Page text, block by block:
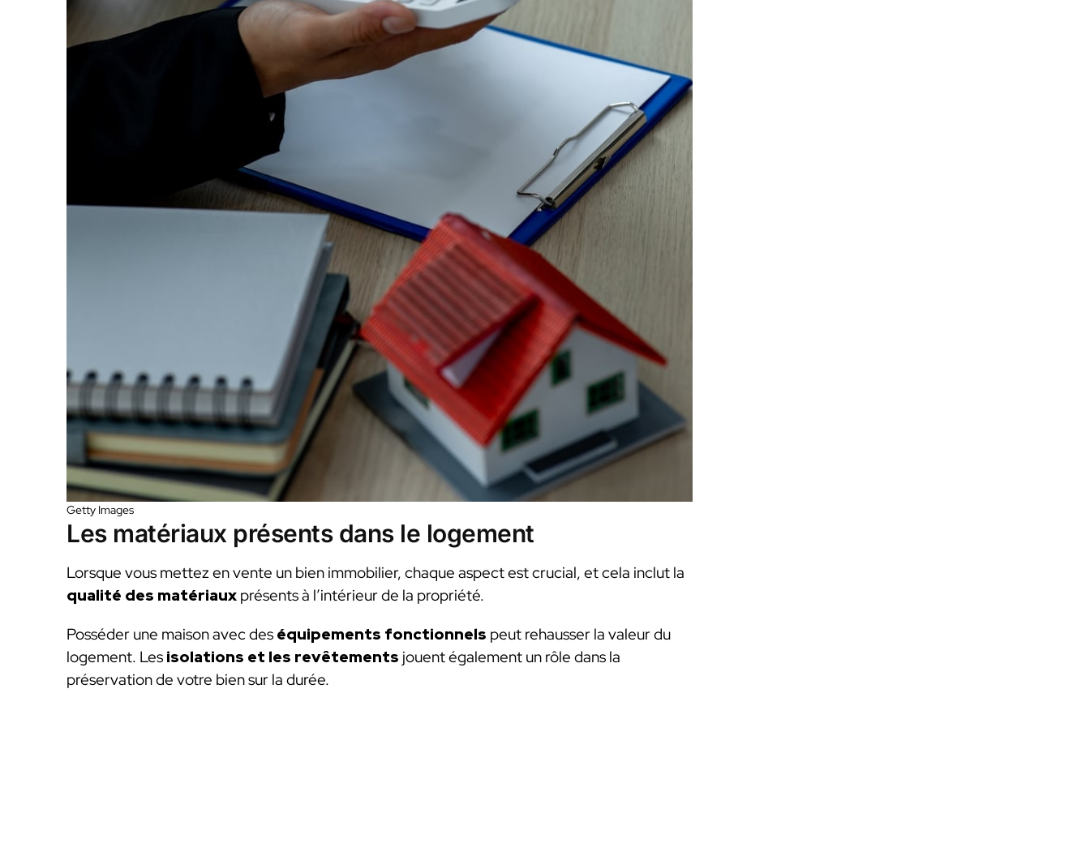
Getty Images
Les matériaux présents dans le logement
Lorsque vous mettez en vente un bien immobilier, chaque aspect est crucial, et cela inclut la
qualité des matériaux présents à l’intérieur de la propriété.
Posséder une maison avec des équipements fonctionnels peut rehausser la valeur du
logement. Les isolations et les revêtements jouent également un rôle dans la
préservation de votre bien sur la durée.